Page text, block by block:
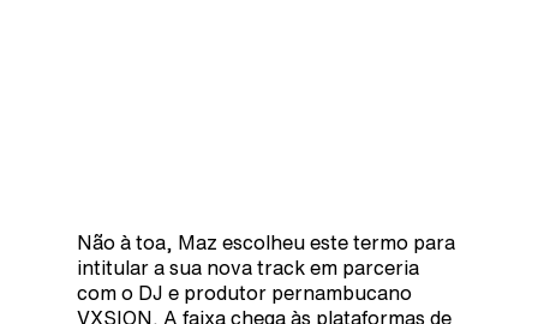
Não à toa, Maz escolheu este termo para
intitular a sua nova track em parceria
com o DJ e produtor pernambucano
VXSION. A faixa chega às plataformas de